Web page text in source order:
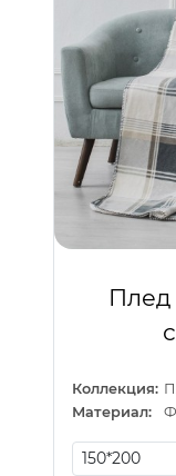
Плед
Коллекция:
Материал: